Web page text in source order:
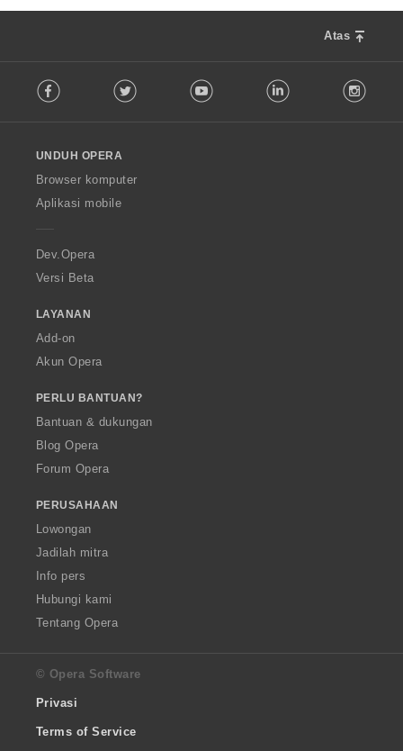
Atas
o
w
O
p
a
Facebook Twitter Youtube LinkedIn
UNDUH OPERA
Browser komputer
Aplikasi mobile
Dev.Opera
Versi Beta
LAYANAN
Add-on
Akun Opera
PERLU BANTUAN?
Bantuan & dukungan
Blog Opera
Forum Opera
PERUSAHAAN
Lowongan
Jadilah mitra
Info pers
Hubungi kami
Tentang Opera
© Opera Software
Privasi
Terms of Service